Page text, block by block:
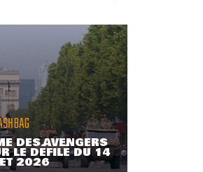
DES AVENGERS
LE DÉFILÉ DU 14
2026